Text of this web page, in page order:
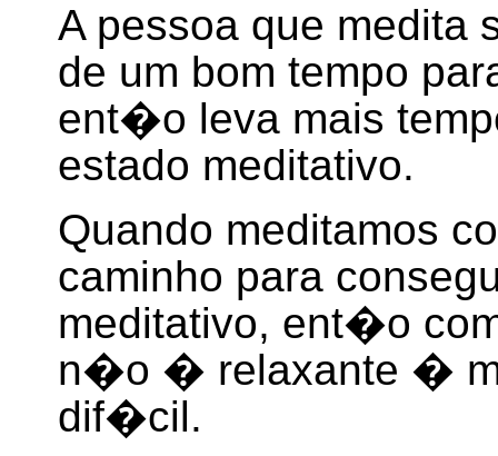
A pessoa que medita
de um bom tempo
ent�o leva mais
estado meditativo.
Quando meditamos
caminho para
meditativo, ent�o
n�o � relaxante �
dif�cil.